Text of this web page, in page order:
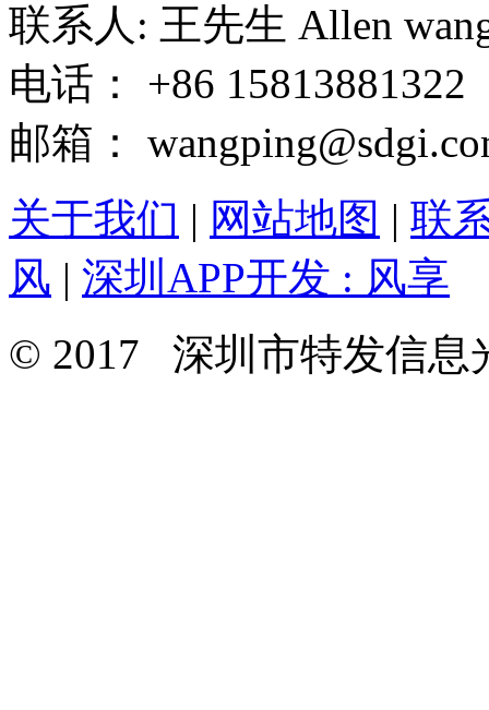
联系人: 王先生 Allen
电话： +86 15813881322
邮箱：
关于我们 | 网站地图 | 联
风 | 深圳APP开发 : 风享
© 2017 深圳市特发信息